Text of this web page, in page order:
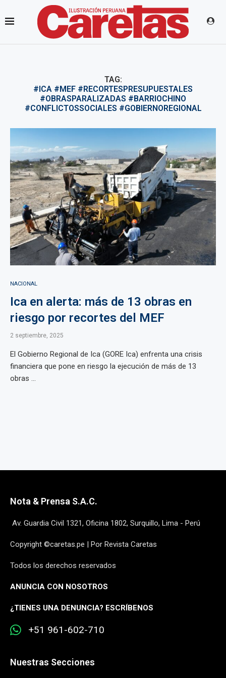
TAG:
#ICA #MEF #RECORTESPRESUPUESTALES
#OBRASPARALIZADAS #BARRIOCHINO
#CONFLICTOSSOCIALES #GOBIERNOREGIONAL
NACIONAL
Ica en alerta: más de 13 obras en
riesgo por recortes del MEF
2 septiembre, 2025
El Gobierno Regional de Ica (GORE Ica) enfrenta una crisis
financiera que pone en riesgo la ejecución de más de 13
obras ...
Nota & Prensa S.A.C.
Av. Guardia Civil 1321, Oficina 1802, Surquillo, Lima - Perú
Copyright ©caretas.pe | Por Revista Caretas
Todos los derechos reservados
ANUNCIA CON NOSOTROS
¿TIENES UNA DENUNCIA? ESCRÍBENOS
+51 961-602-710
Nuestras Secciones